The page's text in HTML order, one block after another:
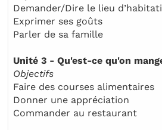
Demander/Dire le lieu
Exprimer ses goûts
Parler de sa famille
Unité 3 - Qu'est-ce qu'on
Objectifs
Faire des courses alimentaires
Donner une appréciation
Commander au restaurant